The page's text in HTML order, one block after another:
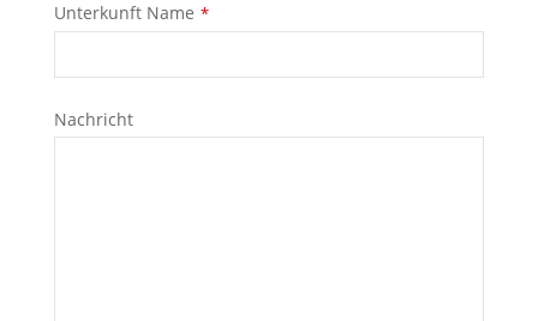
Unterkunft Name *
Nachricht